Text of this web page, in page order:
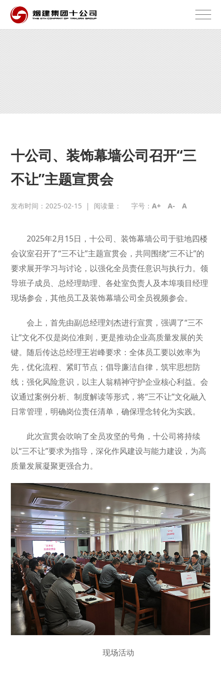
十公司、装饰幕墙公司召开“三
不让”主题宣贯会
发布时间：2025-02-15 | 阅读量： 字号：A+ A- A
2025年2月15日，十公司、装饰幕墙公司于驻地四楼
会议室召开了“三不让”主题宣贯会，共同围绕“三不让”的
要求展开学习与讨论，以强化全员责任意识与执行力。领
导班子成员、总经理助理、各处室负责人及本埠项目经理
现场参会，其他员工及装饰幕墙公司全员视频参会。
会上，首先由副总经理刘杰进行宣贯，强调了“三不
让”文化不仅是岗位准则，更是推动企业高质量发展的关
键。随后传达总经理王岩峰要求：全体员工要以效率为
先，优化流程、紧盯节点；倡导廉洁自律，筑牢思想防
线；强化风险意识，以主人翁精神守护企业核心利益。会
议通过案例分析、制度解读等形式，将“三不让”文化融入
日常管理，明确岗位责任清单，确保理念转化为实践。
此次宣贯会吹响了全员攻坚的号角，十公司将持续
以“三不让”要求为指导，深化作风建设与能力建设，为高
质量发展凝聚更强合力。
现场活动